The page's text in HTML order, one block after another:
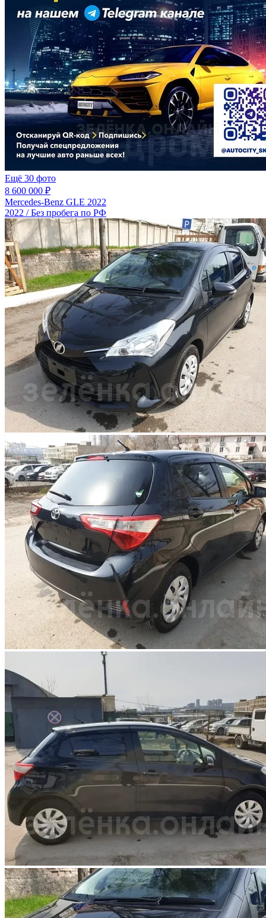
Ещё 30 фото
8 600 000 ₽
Mercedes-Benz GLE 2022
2022 / Без пробега по РФ